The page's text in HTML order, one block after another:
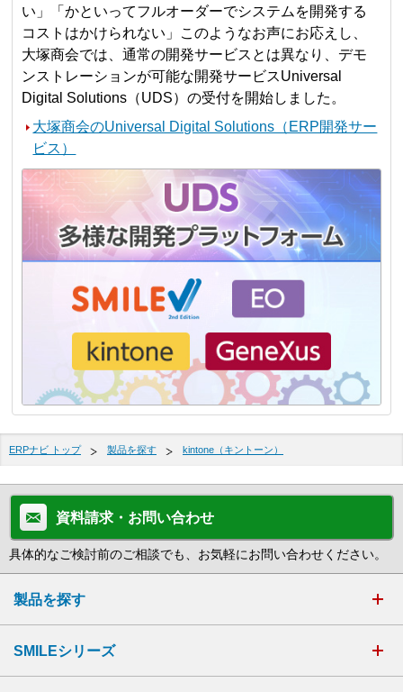
い」「かといってフルオーダーでシステムを開発する
コストはかけられない」このようなお声にお応えし、
大塚商会では、通常の開発サービスとは異なり、デモ
ンストレーションが可能な開発サービスUniversal
Digital Solutions（UDS）の受付を開始しました。
大塚商会のUniversal Digital Solutions（ERP開発サー
ビス）
ERPナビ トップ 製品を探す kintone（キントーン）
資料請求・お問い合わせ
具体的なご検討前のご相談でも、お気軽にお問い合わせください。
製品を探す
SMILEシリーズ